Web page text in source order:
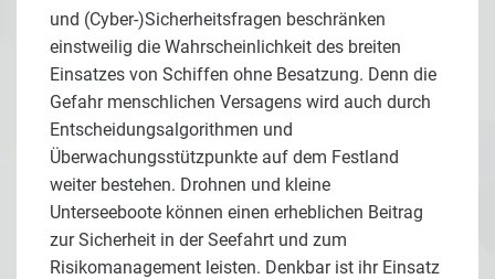
und (Cyber-)Sicherheitsfragen beschränken
einstweilig die Wahrscheinlichkeit des breiten
Einsatzes von Schiffen ohne Besatzung. Denn die
Gefahr menschlichen Versagens wird auch durch
Entscheidungsalgorithmen und
Überwachungsstützpunkte auf dem Festland
weiter bestehen. Drohnen und kleine
Unterseeboote können einen erheblichen Beitrag
zur Sicherheit in der Seefahrt und zum
Risikomanagement leisten. Denkbar ist ihr Einsatz